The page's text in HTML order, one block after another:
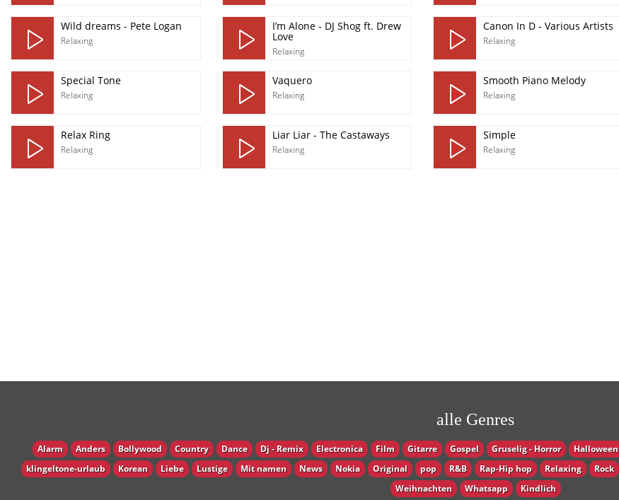
Wild dreams - Pete Logan
Relaxing
I’m Alone - DJ Shog ft. Drew
Love
Relaxing
Canon In D - Various Artists
Relaxing
Special Tone
Relaxing
Vaquero
Relaxing
Smooth Piano Melody
Relaxing
Relax Ring
Relaxing
Liar Liar - The Castaways
Relaxing
Simple
Relaxing
alle Genres
Alarm Anders Bollywood Country Dance Dj - Remix Electronica Film Gitarre Gospel Gruselig - Horror Halloween
klingeltone-urlaub
Korean Liebe Lustige Mit namen News Nokia Original pop R&B Rap-Hip hop Relaxing Rock
Weihnachten
Whatsapp Кindlich